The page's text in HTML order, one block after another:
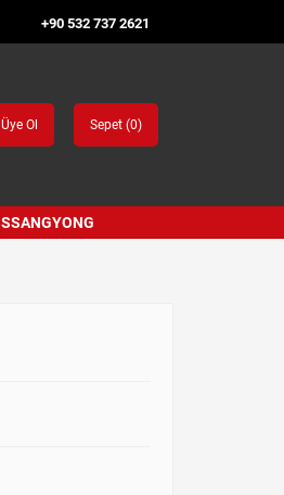
+90 532 737 2621
Üye Ol Sepet (0)
SSANGYONG